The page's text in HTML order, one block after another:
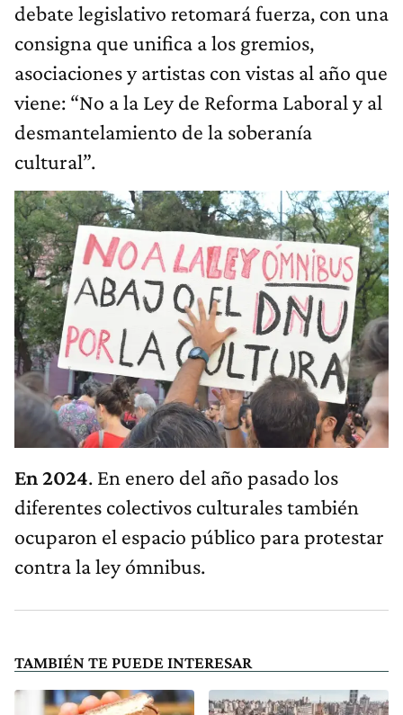
debate legislativo retomará fuerza, con una
consigna que unifica a los gremios,
asociaciones y artistas con vistas al año que
viene: “No a la Ley de Reforma Laboral y al
desmantelamiento de la soberanía
cultural”.
En 2024. En enero del año pasado los
diferentes colectivos culturales también
ocuparon el espacio público para protestar
contra la ley ómnibus.
TAMBIÉN TE PUEDE INTERESAR